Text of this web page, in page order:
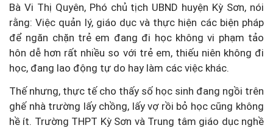
Bà Vi Thị Quyên, Phó chủ tịch UBND huyện Kỳ Sơn, nói
rằng: Việc quản lý, giáo dục và thực hiện các biện pháp
để ngăn chặn trẻ em đang đi học không vi phạm tảo
hôn dễ hơn rất nhiều so với trẻ em, thiếu niên không đi
học, đang lao động tự do hay làm các việc khác.
Thế nhưng, thực tế cho thấy số học sinh đang ngồi trên
ghế nhà trường lấy chồng, lấy vợ rồi bỏ học cũng không
hề ít. Trường THPT Kỳ Sơn và Trung tâm giáo dục nghề